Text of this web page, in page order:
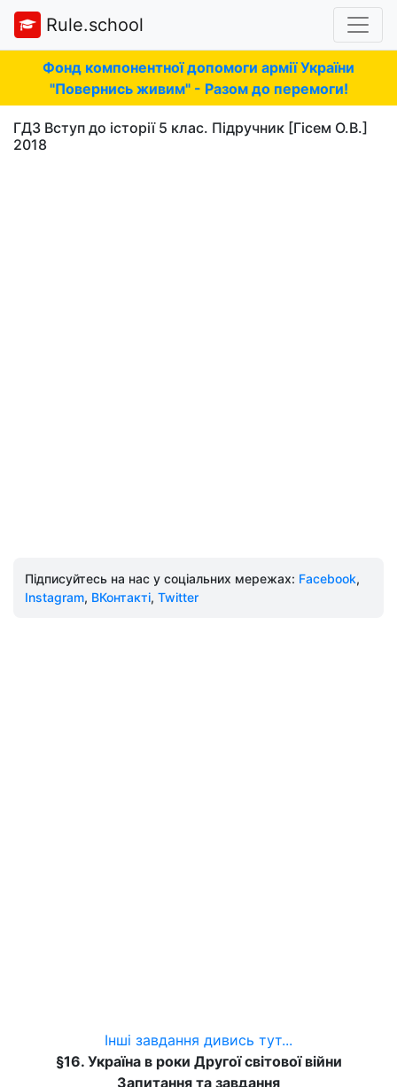
Rule.school
Фонд компонентної допомоги армії України
"Повернись живим" - Разом до перемоги!
ГДЗ Вступ до історії 5 клас. Підручник [Гісем О.В.]
2018
Підписуйтесь на нас у соціальних мережах: Facebook,
Instagram, ВКонтакті, Twitter
Інші завдання дивись тут...
§16. Україна в роки Другої світової війни
Запитання та завдання